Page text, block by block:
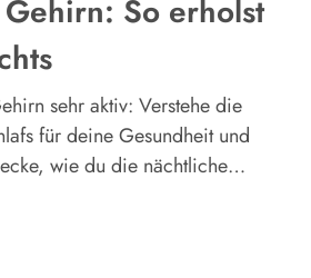
So erholst
sehr aktiv: Verstehe die
für deine Gesundheit und
wie du die nächtliche